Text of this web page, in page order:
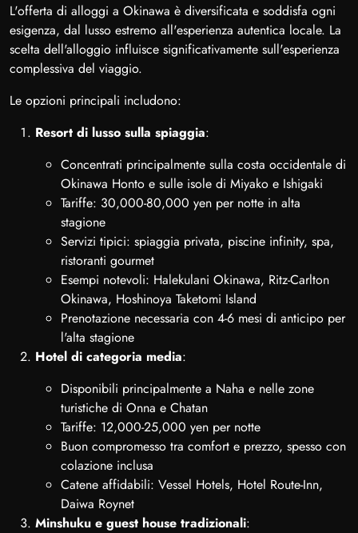
L'offerta di alloggi a Okinawa è diversificata e soddisfa ogni
esigenza, dal lusso estremo all'esperienza autentica locale. La
scelta dell'alloggio influisce significativamente sull'esperienza
complessiva del viaggio.
Le opzioni principali includono:
Resort di lusso sulla spiaggia:
Concentrati principalmente sulla costa occidentale di
Okinawa Honto e sulle isole di Miyako e Ishigaki
Tariffe: 30,000-80,000 yen per notte in alta
stagione
Servizi tipici: spiaggia privata, piscine infinity, spa,
ristoranti gourmet
Esempi notevoli: Halekulani Okinawa, Ritz-Carlton
Okinawa, Hoshinoya Taketomi Island
Prenotazione necessaria con 4-6 mesi di anticipo per
l'alta stagione
Hotel di categoria media:
Disponibili principalmente a Naha e nelle zone
turistiche di Onna e Chatan
Tariffe: 12,000-25,000 yen per notte
Buon compromesso tra comfort e prezzo, spesso con
colazione inclusa
Catene affidabili: Vessel Hotels, Hotel Route-Inn,
Daiwa Roynet
Minshuku e guest house tradizionali: